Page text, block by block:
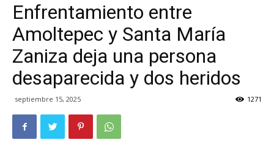
Enfrentamiento entre
Amoltepec y Santa María
Zaniza deja una persona
desaparecida y dos heridos
septiembre 15, 2025 1271